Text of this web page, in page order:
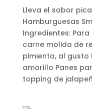
Lleva el sabor
Hamburguesas
Ingredientes:
carne molida de
pimienta, al gusto
amarillo Panes
topping de